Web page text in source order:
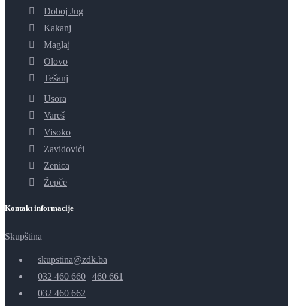
Doboj Jug
Kakanj
Maglaj
Olovo
Tešanj
Usora
Vareš
Visoko
Zavidovići
Zenica
Žepče
Kontakt informacije
Skupština
skupstina@zdk.ba
032 460 660 | 460 661
032 460 662